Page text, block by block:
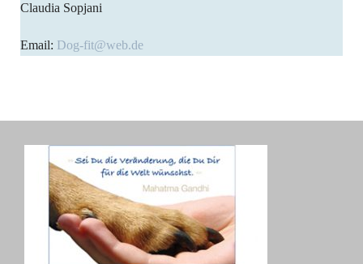
Claudia Sopjani
Email: Dog-fit@web.de